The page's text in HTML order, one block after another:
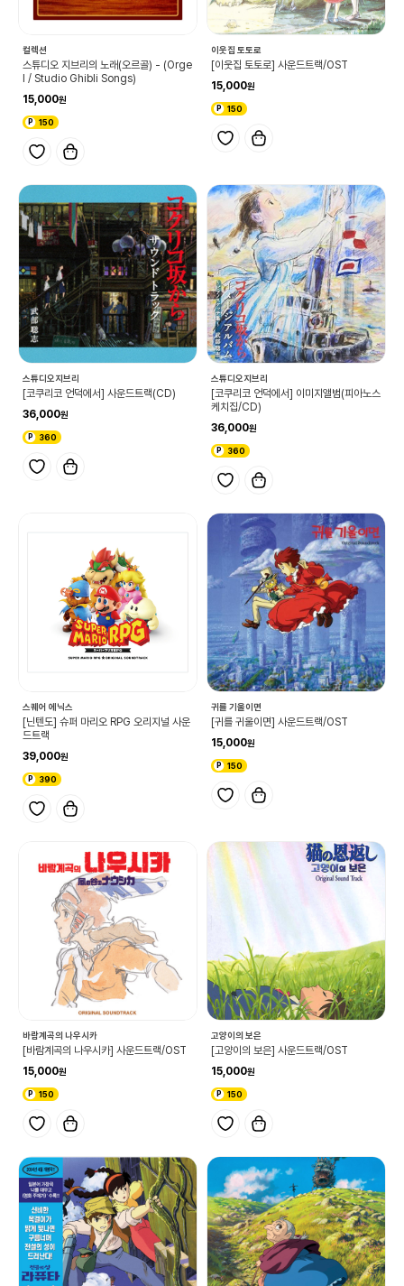
컬렉션
스튜디오 지브리의 노래(오르골) - (Orge
l / Studio Ghibli Songs)
15,000
150
이웃집 토토로
[이웃집 토토로] 사운드트랙/OST
15,000
150
스튜디오지브리
[코쿠리코 언덕에서] 사운드트랙(CD)
36,000
360
스튜디오지브리
[코쿠리코 언덕에서] 이미지앨범(피아노스
케치집/CD)
36,000
360
스퀘어 에닉스
[닌텐도] 슈퍼 마리오 RPG 오리지널 사운
드트랙
39,000
390
귀를 기울이면
[귀를 귀울이면] 사운드트랙/OST
15,000
150
바람계곡의 나우시카
[바람계곡의 나우시카] 사운드트랙/OST
15,000
150
고양이의 보은
[고양이의 보은] 사운드트랙/OST
15,000
150